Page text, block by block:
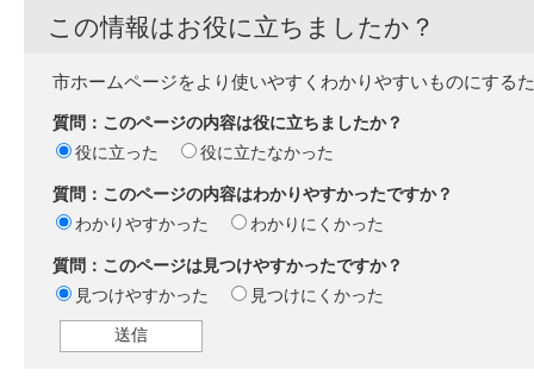
この情報はお役に立ちましたか？
市ホームページをより使いやすくわかりやすいものにする
質問：このページの内容は役に立ちましたか？
役に立った
役に立たなかった
質問：このページの内容はわかりやすかったですか？
わかりやすかった
わかりにくかった
質問：このページは見つけやすかったですか？
見つけやすかった
見つけにくかった